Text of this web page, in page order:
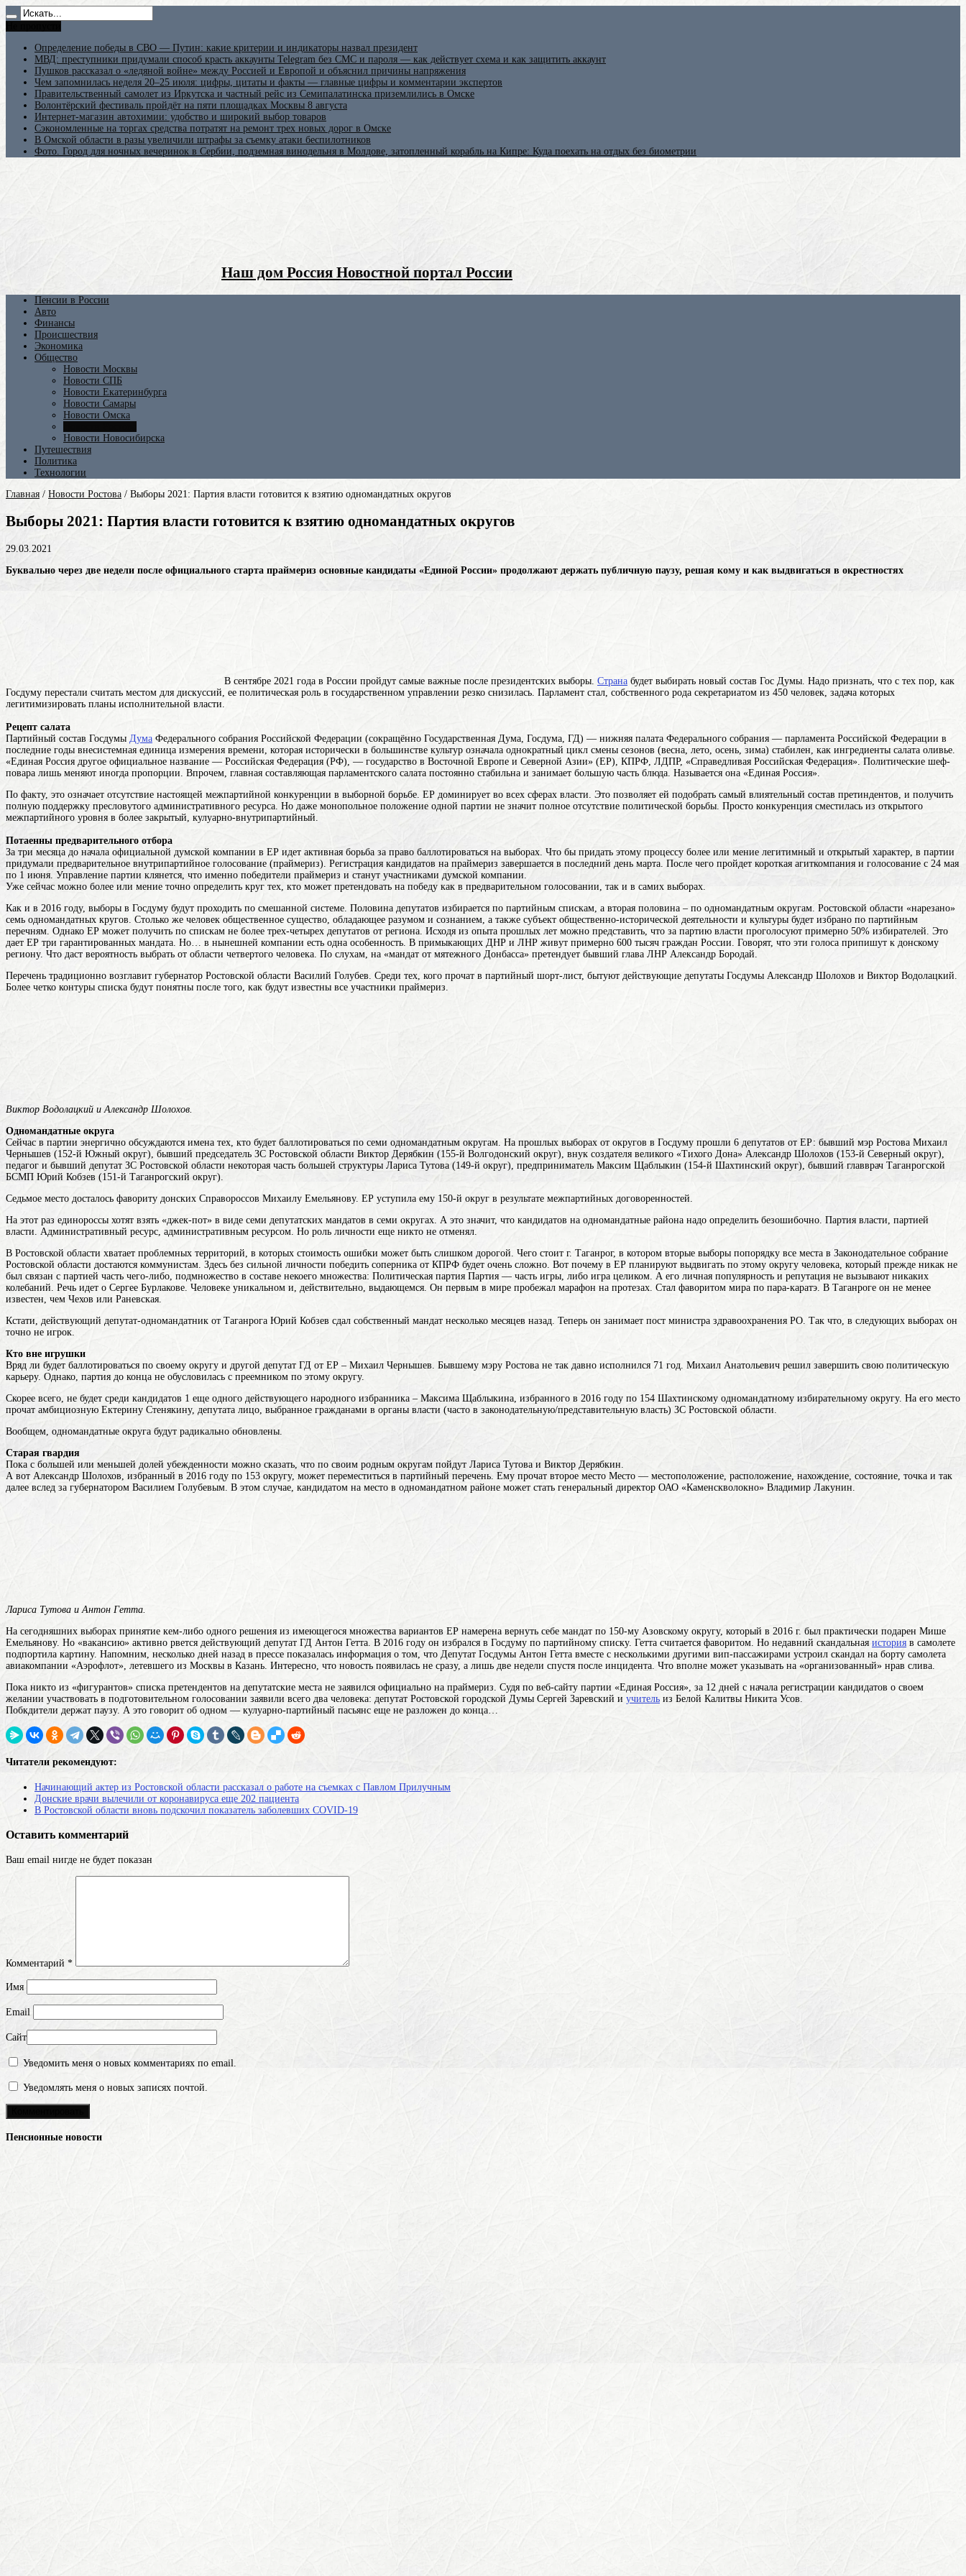
Определение победы в СВО — Путин: какие критерии и индикаторы назвал президент
МВД: преступники придумали способ красть аккаунты Telegram без СМС и пароля — как действует схема и как защитить аккаунт
Пушков рассказал о «ледяной войне» между Россией и Европой и объяснил причины напряжения
Чем запомнилась неделя 20–25 июля: цифры, цитаты и факты — главные цифры и комментарии экспертов
Правительственный самолет из Иркутска и частный рейс из Семипалатинска приземлились в Омске
Волонтёрский фестиваль пройдёт на пяти площадках Москвы 8 августа
Интернет-магазин автохимии: удобство и широкий выбор товаров
Сэкономленные на торгах средства потратят на ремонт трех новых дорог в Омске
В Омской области в разы увеличили штрафы за съемку атаки беспилотников
Фото. Город для ночных вечеринок в Сербии, подземная винодельня в Молдове, затопленный корабль на Кипре: Куда поехать на отдых без биометрии
Наш дом Россия Новостной портал России
Пенсии в России
Авто
Финансы
Происшествия
Экономика
Общество
Новости Москвы
Новости СПБ
Новости Екатеринбурга
Новости Самары
Новости Омска
Новости Новосибирска
Путешествия
Политика
Технологии
Главная / Новости Ростова / Выборы 2021: Партия власти готовится к взятию одномандатных округов
Выборы 2021: Партия власти готовится к взятию одномандатных округов
29.03.2021
Буквально через две недели после официального старта праймериз основные кандидаты «Единой России» продолжают держать публичную паузу, решая кому и как выдвигаться в окрестностях
В сентябре 2021 года в России пройдут самые важные после президентских выборы. Страна будет выбирать новый состав Гос Думы. Надо признать, что с тех пор, как
Госдуму перестали считать местом для дискуссий, ее политическая роль в государственном управлении резко снизилась. Парламент стал, собственного рода секретариатом из 450 человек, задача которых
легитимизировать планы исполнительной власти.
Рецепт салата
Партийный состав Госдумы Дума Федерального собрания Российской Федерации (сокращённо Государственная Дума, Госдума, ГД) — нижняя палата Федерального собрания — парламента Российской Федерации в
последние годы внесистемная единица измерения времени, которая исторически в большинстве культур означала однократный цикл смены сезонов (весна, лето, осень, зима) стабилен, как ингредиенты салата оливье.
«Единая Россия другое официальное название — Российская Федерация (РФ), — государство в Восточной Европе и Северной Азии» (ЕР), КПРФ, ЛДПР, «Справедливая Российская Федерация». Политические шеф-
повара лишь меняют иногда пропорции. Впрочем, главная составляющая парламентского салата постоянно стабильна и занимает большую часть блюда. Называется она «Единая Россия».
По факту, это означает отсутствие настоящей межпартийной конкуренции в выборной борьбе. ЕР доминирует во всех сферах власти. Это позволяет ей подобрать самый влиятельный состав претиндентов, и получить
полную поддержку пресловутого административного ресурса. Но даже монопольное положение одной партии не значит полное отсутствие политической борьбы. Просто конкуренция сместилась из открытого
межпартийного уровня в более закрытый, кулуарно-внутрипартийный.
Потаенны предварительного отбора
За три месяца до начала официальной думской компании в ЕР идет активная борьба за право баллотироваться на выборах. Что бы придать этому процессу более или мение легитимный и открытый характер, в партии
придумали предварительное внутрипартийное голосование (праймериз). Регистрация кандидатов на праймериз завершается в последний день марта. После чего пройдет короткая агиткомпания и голосование с 24 мая
по 1 июня. Управление партии клянется, что именно победители праймериз и станут участниками думской компании.
Уже сейчас можно более или мение точно определить круг тех, кто может претендовать на победу как в предварительном голосовании, так и в самих выборах.
Как и в 2016 году, выборы в Госдуму будут проходить по смешанной системе. Половина депутатов избирается по партийным спискам, а вторая половина – по одномандатным округам. Ростовской области «нарезано»
семь одномандатных кругов. Столько же человек общественное существо, обладающее разумом и сознанием, а также субъект общественно-исторической деятельности и культуры будет избрано по партийным
перечням. Однако ЕР может получить по спискам не более трех-четырех депутатов от региона. Исходя из опыта прошлых лет можно представить, что за партию власти проголосуют примерно 50% избирателей. Это
дает ЕР три гарантированных мандата. Но… в нынешней компании есть одна особенность. В примыкающих ДНР и ЛНР живут примерно 600 тысяч граждан России. Говорят, что эти голоса припишут к донскому
региону. Что даст вероятность выбрать от области четвертого человека. По слухам, на «мандат от мятежного Донбасса» претендует бывший глава ЛНР Александр Бородай.
Перечень традиционно возглавит губернатор Ростовской области Василий Голубев. Среди тех, кого прочат в партийный шорт-лист, бытуют действующие депутаты Госдумы Александр Шолохов и Виктор Водолацкий.
Более четко контуры списка будут понятны после того, как будут известны все участники праймериз.
Виктор Водолацкий и Александр Шолохов.
Одномандатные округа
Сейчас в партии энергично обсуждаются имена тех, кто будет баллотироваться по семи одномандатным округам. На прошлых выборах от округов в Госдуму прошли 6 депутатов от ЕР: бывший мэр Ростова Михаил
Чернышев (152-й Южный округ), бывший председатель ЗС Ростовской области Виктор Дерябкин (155-й Волгодонский округ), внук создателя великого «Тихого Дона» Александр Шолохов (153-й Северный округ),
педагог и бывший депутат ЗС Ростовской области некоторая часть большей структуры Лариса Тутова (149-й округ), предприниматель Максим Щаблыкин (154-й Шахтинский округ), бывший главврач Таганрогской
БСМП Юрий Кобзев (151-й Таганрогский округ).
Седьмое место досталось фавориту донских Справороссов Михаилу Емельянову. ЕР уступила ему 150-й округ в результате межпартийных договоренностей.
На этот раз единороссы хотят взять «джек-пот» в виде семи депутатских мандатов в семи округах. А это значит, что кандидатов на одномандатные района надо определить безошибочно. Партия власти, партией
власти. Административный ресурс, административным ресурсом. Но роль личности еще никто не отменял.
В Ростовской области хватает проблемных территорий, в которых стоимость ошибки может быть слишком дорогой. Чего стоит г. Таганрог, в котором вторые выборы попорядку все места в Законодательное собрание
Ростовской области достаются коммунистам. Здесь без сильной личности победить соперника от КПРФ будет очень сложно. Вот почему в ЕР планируют выдвигать по этому округу человека, который прежде никак не
был связан с партией часть чего-либо, подмножество в составе некоего множества: Политическая партия Партия — часть игры, либо игра целиком . А его личная популярность и репутация не вызывают никаких
колебаний. Речь идет о Сергее Бурлакове. Человеке уникальном и, действительно, выдающемся. Он первым в мире пробежал марафон на протезах. Стал фаворитом мира по пара-каратэ. В Таганроге он не менее
известен, чем Чехов или Раневская.
Кстати, действующий депутат-одномандатник от Таганрога Юрий Кобзев сдал собственный мандат несколько месяцев назад. Теперь он занимает пост министра здравоохранения РО. Так что, в следующих выборах он
точно не игрок.
Кто вне игрушки
Вряд ли будет баллотироваться по своему округу и другой депутат ГД от ЕР – Михаил Чернышев. Бывшему мэру Ростова не так давно исполнился 71 год. Михаил Анатольевич решил завершить свою политическую
карьеру. Однако, партия до конца не обусловилась с преемником по этому округу.
Скорее всего, не будет среди кандидатов 1 еще одного действующего народного избранника – Максима Щаблыкина, избранного в 2016 году по 154 Шахтинскому одномандатному избирательному округу. На его место
прочат амбициозную Ектерину Стенякину, депутата лицо, выбранное гражданами в органы власти (часто в законодательную/представительную власть) ЗС Ростовской области.
Вообщем, одномандатные округа будут радикально обновлены.
Старая гвардия
Пока с большей или меньшей долей убежденности можно сказать, что по своим родным округам пойдут Лариса Тутова и Виктор Дерябкин.
А вот Александр Шолохов, избранный в 2016 году по 153 округу, может переместиться в партийный перечень. Ему прочат второе место Место — местоположение, расположение, нахождение, состояние, точка и так
далее вслед за губернатором Василием Голубевым. В этом случае, кандидатом на место в одномандатном районе может стать генеральный директор ОАО «Каменскволокно» Владимир Лакунин.
Лариса Тутова и Антон Гетта.
На сегодняшних выборах принятие кем-либо одного решения из имеющегося множества вариантов ЕР намерена вернуть себе мандат по 150-му Азовскому округу, который в 2016 г. был практически подарен Мише
Емельянову. Но «вакансию» активно рвется действующий депутат ГД Антон Гетта. В 2016 году он избрался в Госдуму по партийному списку. Гетта считается фаворитом. Но недавний скандальная история в самолете
подпортила картину. Напомним, несколько дней назад в прессе показалась информация о том, что Депутат Госдумы Антон Гетта вместе с несколькими другими вип-пассажирами устроил скандал на борту самолета
авиакомпании «Аэрофлот», летевшего из Москвы в Казань. Интересно, что новость появилась не сразу, а лишь две недели спустя после инцидента. Что вполне может указывать на «организованный» нрав слива.
Пока никто из «фигурантов» списка претендентов на депутатские места не заявился официально на праймериз. Судя по веб-сайту партии «Единая Россия», за 12 дней с начала регистрации кандидатов о своем
желании участвовать в подготовительном голосовании заявили всего два человека: депутат Ростовской городской Думы Сергей Заревский и учитель из Белой Калитвы Никита Усов.
Побкдители держат паузу. А это говорит об одном — кулуарно-партийный пасьянс еще не разложен до конца…
Читатели рекомендуют:
Начинающий актер из Ростовской области рассказал о работе на съемках с Павлом Прилучным
Донские врачи вылечили от коронавируса еще 202 пациента
В Ростовской области вновь подскочил показатель заболевших COVID-19
Оставить комментарий
Ваш email нигде не будет показан
Комментарий *
Имя
Email
Сайт
Уведомить меня о новых комментариях по email.
Уведомлять меня о новых записях почтой.
Пенсионные новости